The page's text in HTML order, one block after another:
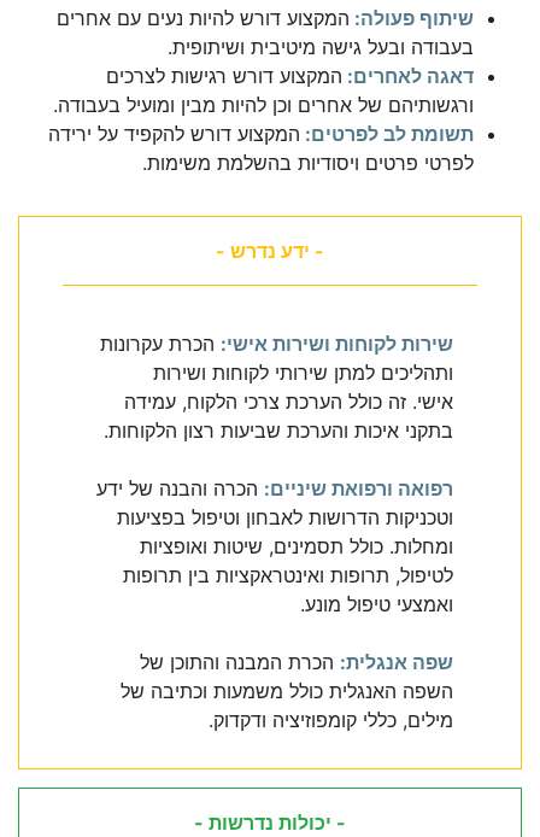
שיתוף פעולה: המקצוע דורש להיות נעים עם אחרים
בעבודה ובעל גישה מיטיבית ושיתופית.
דאגה לאחרים: המקצוע דורש רגישות לצרכים
ורגשותיהם של אחרים וכן להיות מבין ומועיל בעבודה.
תשומת לב לפרטים: המקצוע דורש להקפיד על ירידה
לפרטי פרטים ויסודיות בהשלמת משימות.
- ידע נדרש -
שירות לקוחות ושירות אישי: הכרת עקרונות
ותהליכים למתן שירותי לקוחות ושירות
אישי. זה כולל הערכת צרכי הלקוח, עמידה
בתקני איכות והערכת שביעות רצון הלקוחות.
רפואה ורפואת שיניים: הכרה והבנה של ידע
וטכניקות הדרושות לאבחון וטיפול בפציעות
ומחלות. כולל תסמינים, שיטות ואופציות
לטיפול, תרופות ואינטראקציות בין תרופות
ואמצעי טיפול מונע.
שפה אנגלית: הכרת המבנה והתוכן של
השפה האנגלית כולל משמעות וכתיבה של
מילים, כללי קומפוזיציה ודקדוק.
- יכולות נדרשות -